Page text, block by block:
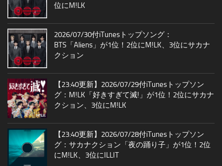
位にM!LK
2026/07/30付iTunesトップソング：
BTS「Aliens」が1位！2位にM!LK、3位にサカナ
クション
【23:40更新】2026/07/29付iTunesトップソン
グ：M!LK「好きすぎて滅!」が1位！2位にサカナ
クション、3位にM!LK
【23:40更新】2026/07/28付iTunesトップソン
グ：サカナクション「夜の踊り子」が1位！2位
にM!LK、3位にILLIT